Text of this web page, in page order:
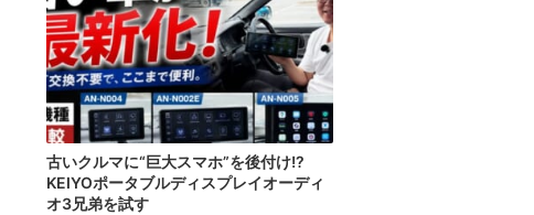
古いクルマに“巨大スマホ”を後付け!?
KEIYOポータブルディスプレイオーディ
オ3兄弟を試す